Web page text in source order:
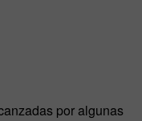
por algunas